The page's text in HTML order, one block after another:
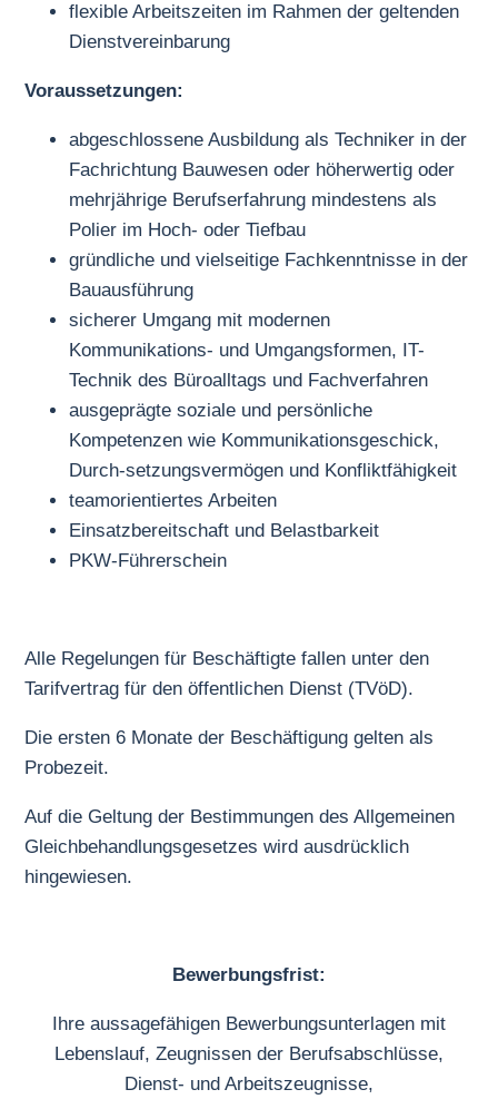
flexible Arbeitszeiten im Rahmen der geltenden
Dienstvereinbarung
Voraussetzungen:
abgeschlossene Ausbildung als Techniker in der
Fachrichtung Bauwesen oder höherwertig oder
mehrjährige Berufserfahrung mindestens als
Polier im Hoch- oder Tiefbau
gründliche und vielseitige Fachkenntnisse in der
Bauausführung
sicherer Umgang mit modernen
Kommunikations- und Umgangsformen, IT-
Technik des Büroalltags und Fachverfahren
ausgeprägte soziale und persönliche
Kompetenzen wie Kommunikationsgeschick,
Durch-setzungsvermögen und Konfliktfähigkeit
teamorientiertes Arbeiten
Einsatzbereitschaft und Belastbarkeit
PKW-Führerschein
Alle Regelungen für Beschäftigte fallen unter den
Tarifvertrag für den öffentlichen Dienst (TVöD).
Die ersten 6 Monate der Beschäftigung gelten als
Probezeit.
Auf die Geltung der Bestimmungen des Allgemeinen
Gleichbehandlungsgesetzes wird ausdrücklich
hingewiesen.
Bewerbungsfrist:
Ihre aussagefähigen Bewerbungsunterlagen mit
Lebenslauf, Zeugnissen der Berufsabschlüsse,
Dienst- und Arbeitszeugnisse,